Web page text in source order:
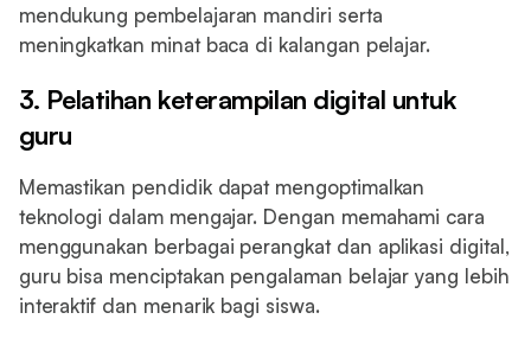
mendukung pembelajaran mandiri serta
meningkatkan minat baca di kalangan pelajar.
3. Pelatihan keterampilan digital untuk
guru
Memastikan pendidik dapat mengoptimalkan
teknologi dalam mengajar. Dengan memahami cara
menggunakan berbagai perangkat dan aplikasi digital,
guru bisa menciptakan pengalaman belajar yang lebih
interaktif dan menarik bagi siswa.